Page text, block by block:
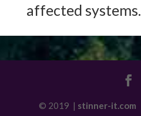
affected systems.
© 2019 | stinner-it.com